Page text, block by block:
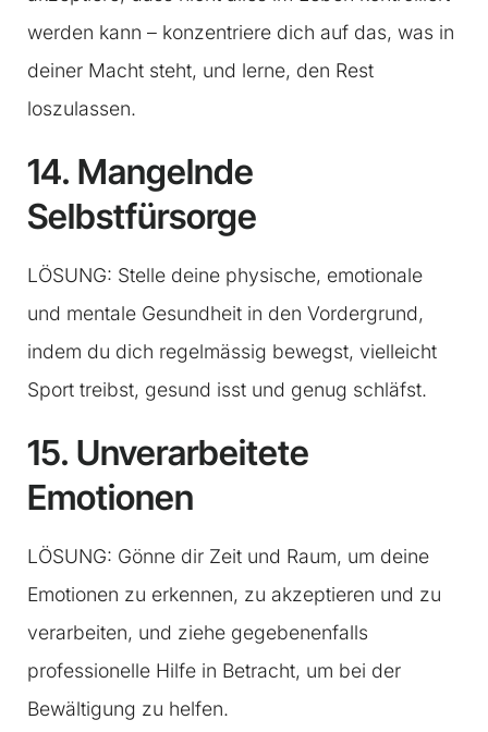
werden kann – konzentriere dich auf das, was in
deiner Macht steht, und lerne, den Rest
loszulassen.
14. Mangelnde
Selbstfürsorge
LÖSUNG: Stelle deine physische, emotionale
und mentale Gesundheit in den Vordergrund,
indem du dich regelmässig bewegst, vielleicht
Sport treibst, gesund isst und genug schläfst.
15. Unverarbeitete
Emotionen
LÖSUNG: Gönne dir Zeit und Raum, um deine
Emotionen zu erkennen, zu akzeptieren und zu
verarbeiten, und ziehe gegebenenfalls
professionelle Hilfe in Betracht, um bei der
Bewältigung zu helfen.